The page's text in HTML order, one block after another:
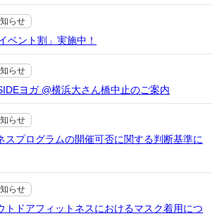
らせ
ベント割」実施中！
らせ
ヨガ @横浜大さん橋中止のご案内
らせ
スプログラムの開催可否に関する判断基準に
らせ
トドアフィットネスにおけるマスク着用につ